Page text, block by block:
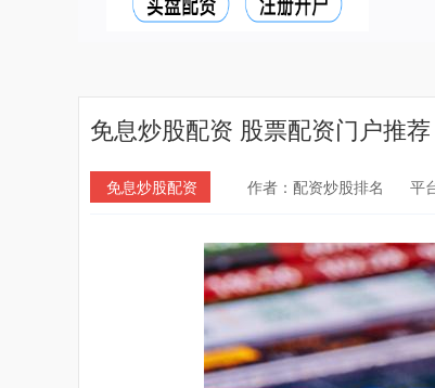
免息炒股配资 股票配资门户推
免息炒股配资 作者：配资炒股排名 平